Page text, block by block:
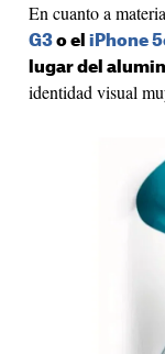
En cuanto a
G3 o el iPhone
lugar del
identidad visual